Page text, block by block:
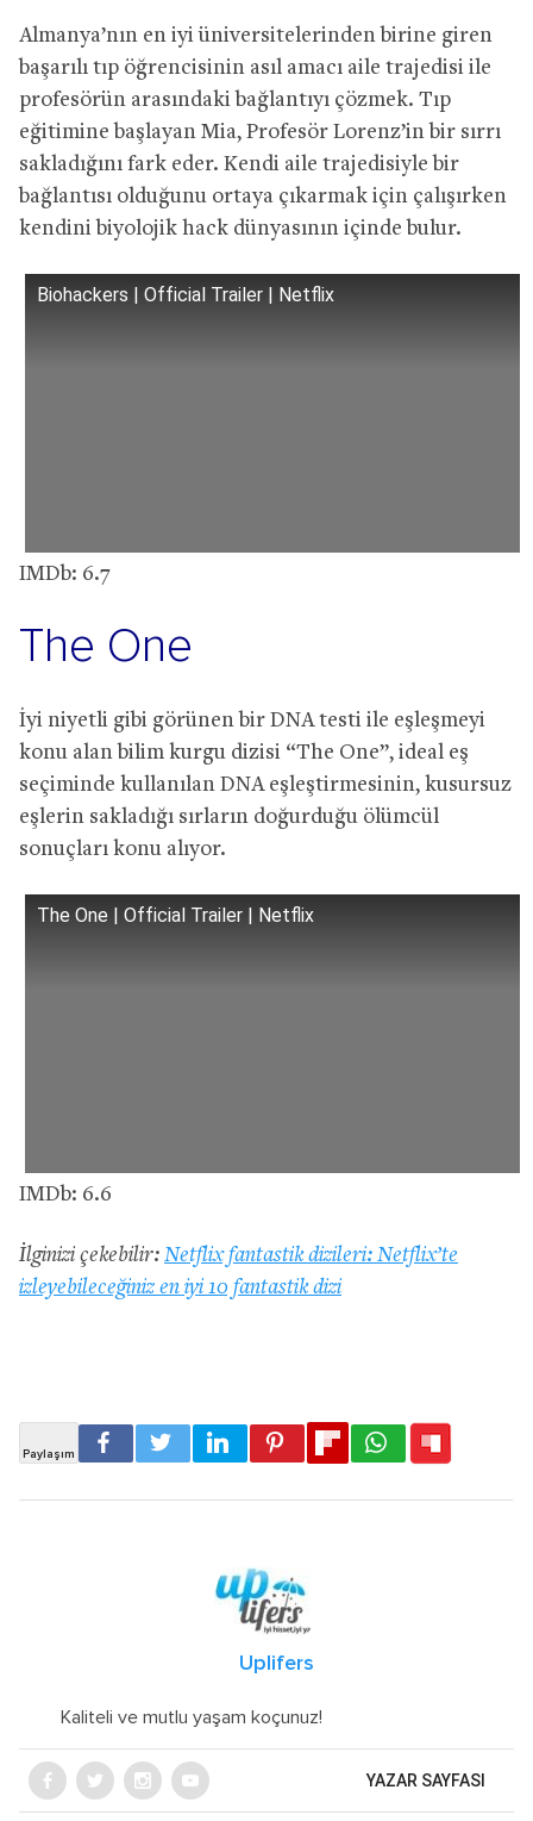
Almanya’nın en iyi üniversitelerinden birine giren
başarılı tıp öğrencisinin asıl amacı aile trajedisi ile
profesörün arasındaki bağlantıyı çözmek. Tıp
eğitimine başlayan Mia, Profesör Lorenz’in bir sırrı
sakladığını fark eder. Kendi aile trajedisiyle bir
bağlantısı olduğunu ortaya çıkarmak için çalışırken
kendini biyolojik hack dünyasının içinde bulur.
Biohackers | Official Trailer | Netflix
IMDb: 6.7
The One
İyi niyetli gibi görünen bir DNA testi ile eşleşmeyi
konu alan bilim kurgu dizisi “The One”, ideal eş
seçiminde kullanılan DNA eşleştirmesinin, kusursuz
eşlerin sakladığı sırların doğurduğu ölümcül
sonuçları konu alıyor.
The One | Official Trailer | Netflix
IMDb: 6.6
İlginizi çekebilir: Netflix fantastik dizileri: Netflix’te
izleyebileceğiniz en iyi 10 fantastik dizi
Uplifers
Kaliteli ve mutlu yaşam koçunuz!
YAZAR SAYFASI